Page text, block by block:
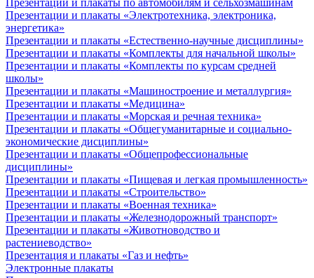
Презентации и плакаты по автомобилям и сельхозмашинам
Презентации и плакаты «Электротехника, электроника,
энергетика»
Презентации и плакаты «Естественно-научные дисциплины»
Презентации и плакаты «Комплекты для начальной школы»
Презентации и плакаты «Комплекты по курсам средней
школы»
Презентации и плакаты «Машиностроение и металлургия»
Презентации и плакаты «Медицина»
Презентации и плакаты «Морская и речная техника»
Презентации и плакаты «Общегуманитарные и социально-
экономические дисциплины»
Презентации и плакаты «Общепрофессиональные
дисциплины»
Презентации и плакаты «Пищевая и легкая промышленность»
Презентации и плакаты «Строительство»
Презентации и плакаты «Военная техника»
Презентации и плакаты «Железнодорожный транспорт»
Презентации и плакаты «Животноводство и
растениеводство»
Презентация и плакаты «Газ и нефть»
Электронные плакаты